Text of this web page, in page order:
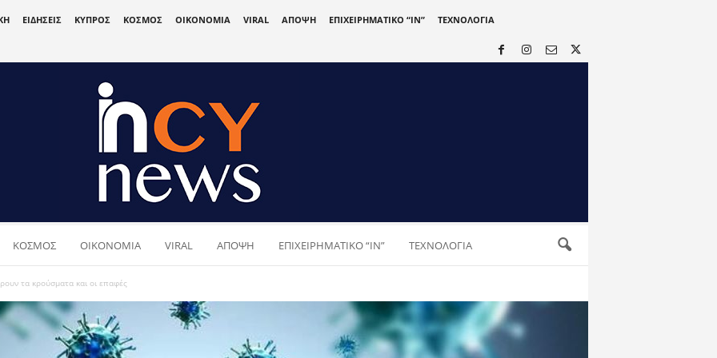
ΕΙΔΗΣΕΙΣ ΚΥΠΡΟΣ ΚΟΣΜΟΣ ΟΙΚΟΝΟΜΙΑ VIRAL ΑΠΟΨΗ ΕΠΙΧΕΙΡΗΜΑΤΙΚΟ “IN” ΤΕΧΝΟΛΟΓΙΑ
ΚΟΣΜΟΣ ΟΙΚΟΝΟΜΙΑ VIRAL ΑΠΟΨΗ ΕΠΙΧΕΙΡΗΜΑΤΙΚΟ “IN” ΤΕΧΝΟΛΟΓΙΑ
τα κρούσματα και οι επαφές